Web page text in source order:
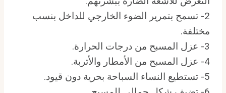
2- تسمح بتمرير الضوء الخارجي للداخل بنسب
مختلفة.
3- عزل المسبح من درجات الحرارة.
4- عزل المسبح من الأمطار والأتربة.
5- تستطيع النساء السباحة بحرية دون قيود.